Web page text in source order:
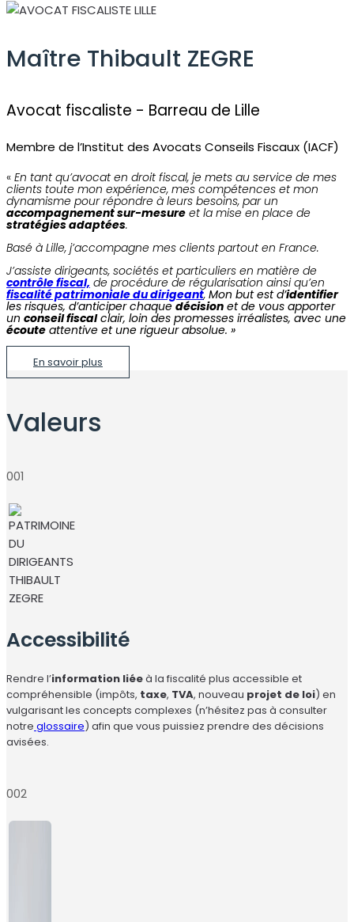
Maître Thibault ZEGRE
Avocat fiscaliste - Barreau de Lille
Membre de l’Institut des Avocats Conseils Fiscaux (IACF)
« En tant qu’avocat en droit fiscal, je mets au service de mes
clients toute mon expérience, mes compétences et mon
dynamisme pour répondre à leurs besoins, par un
accompagnement sur-mesure et la mise en place de
stratégies adaptées.
Basé à Lille, j’accompagne mes clients partout en France.
J’assiste dirigeants, sociétés et particuliers en matière de
contrôle fiscal, de procédure de régularisation ainsi qu’en
fiscalité patrimoniale du dirigeant, Mon but est d’identifier
les risques, d’anticiper chaquedécision et de vous apporter
un conseil fiscalclair, loin des promesses irréalistes, avec une
écoute attentive et une rigueur absolue. »
En savoir plus
Valeurs
001
Accessibilité
Rendre l’information liéeà la fiscalité plus accessible et
compréhensible (impôts, taxe, TVA, nouveau projet de loi) en
vulgarisant les concepts complexes (n’hésitez pas à consulter
notre glossaire) afin que vous puissiez prendre des décisions
avisées.
002